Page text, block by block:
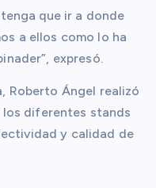
que ir a donde
a ellos como lo ha
expresó.
Roberto Ángel realizó
diferentes stands
y calidad de